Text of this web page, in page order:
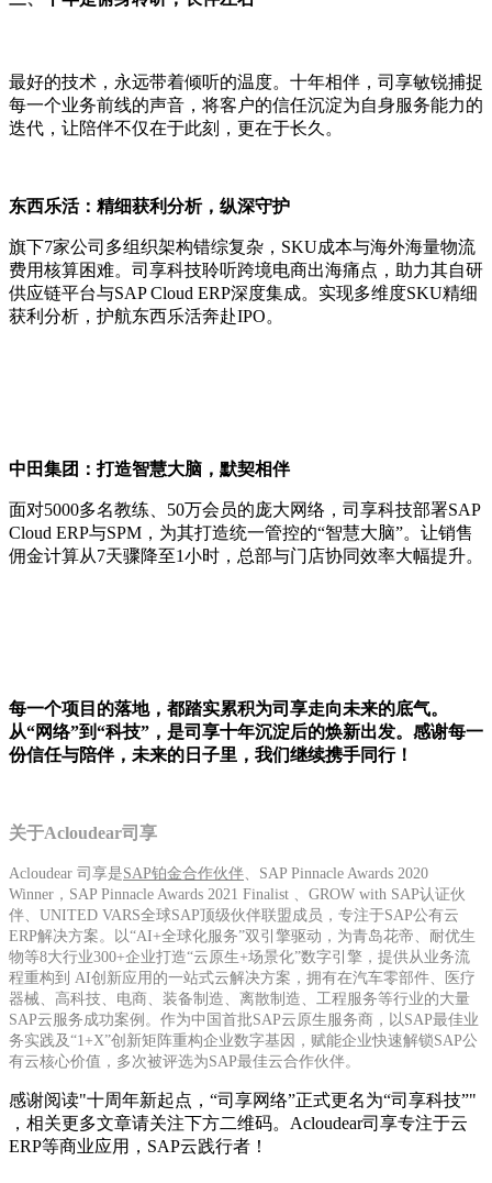
最好的技术，永远带着倾听的温度。十年相伴，司享敏锐捕捉
每一个业务前线的声音，将客户的信任沉淀为自身服务能力的
迭代，让陪伴不仅在于此刻，更在于长久。
东西乐活：精细获利分析，纵深守护
旗下7家公司多组织架构错综复杂，SKU成本与海外海量物流
费用核算困难。司享科技聆听跨境电商出海痛点，助力其自研
供应链平台与SAP Cloud ERP深度集成。实现多维度SKU精细
获利分析，护航东西乐活奔赴IPO。
中田集团：打造智慧大脑，默契相伴
面对5000多名教练、50万会员的庞大网络，司享科技部署SAP
Cloud ERP与SPM，为其打造统一管控的“智慧大脑”。让销售
佣金计算从7天骤降至1小时，总部与门店协同效率大幅提升。
每一个项目的落地，都踏实累积为司享走向未来的底气。
从“网络”到“科技”，是司享十年沉淀后的焕新出发。感谢每一
份信任与陪伴，未来的日子里，我们继续携手同行！
关于Acloudear司享
Acloudear 司享是SAP铂金合作伙伴、SAP Pinnacle Awards 2020
Winner，SAP Pinnacle Awards 2021 Finalist 、GROW with SAP认证伙
伴、UNITED VARS全球SAP顶级伙伴联盟成员，专注于SAP公有云
ERP解决方案。以“AI+全球化服务”双引擎驱动，为青岛花帝、耐优生
物等8大行业300+企业打造“云原生+场景化”数字引擎，提供从业务流
程重构到 AI创新应用的一站式云解决方案，拥有在汽车零部件、医疗
器械、高科技、电商、装备制造、离散制造、工程服务等行业的大量
SAP云服务成功案例。作为中国首批SAP云原生服务商，以SAP最佳业
务实践及“1+X”创新矩阵重构企业数字基因，赋能企业快速解锁SAP公
有云核心价值，多次被评选为SAP最佳云合作伙伴。
感谢阅读"十周年新起点，“司享网络”正式更名为“司享科技”"
，相关更多文章请关注下方二维码。Acloudear司享专注于云
ERP等商业应用，SAP云践行者！